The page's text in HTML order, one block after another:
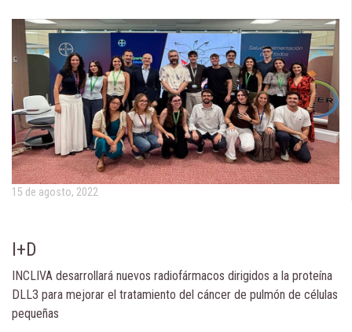
15 de agosto, 2022
I+D
INCLIVA desarrollará nuevos radiofármacos dirigidos a la proteína
DLL3 para mejorar el tratamiento del cáncer de pulmón de células
pequeñas